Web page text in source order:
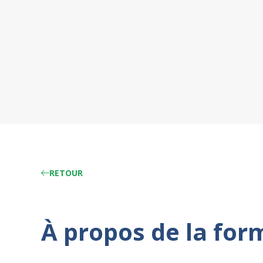
RETOUR
À propos de la